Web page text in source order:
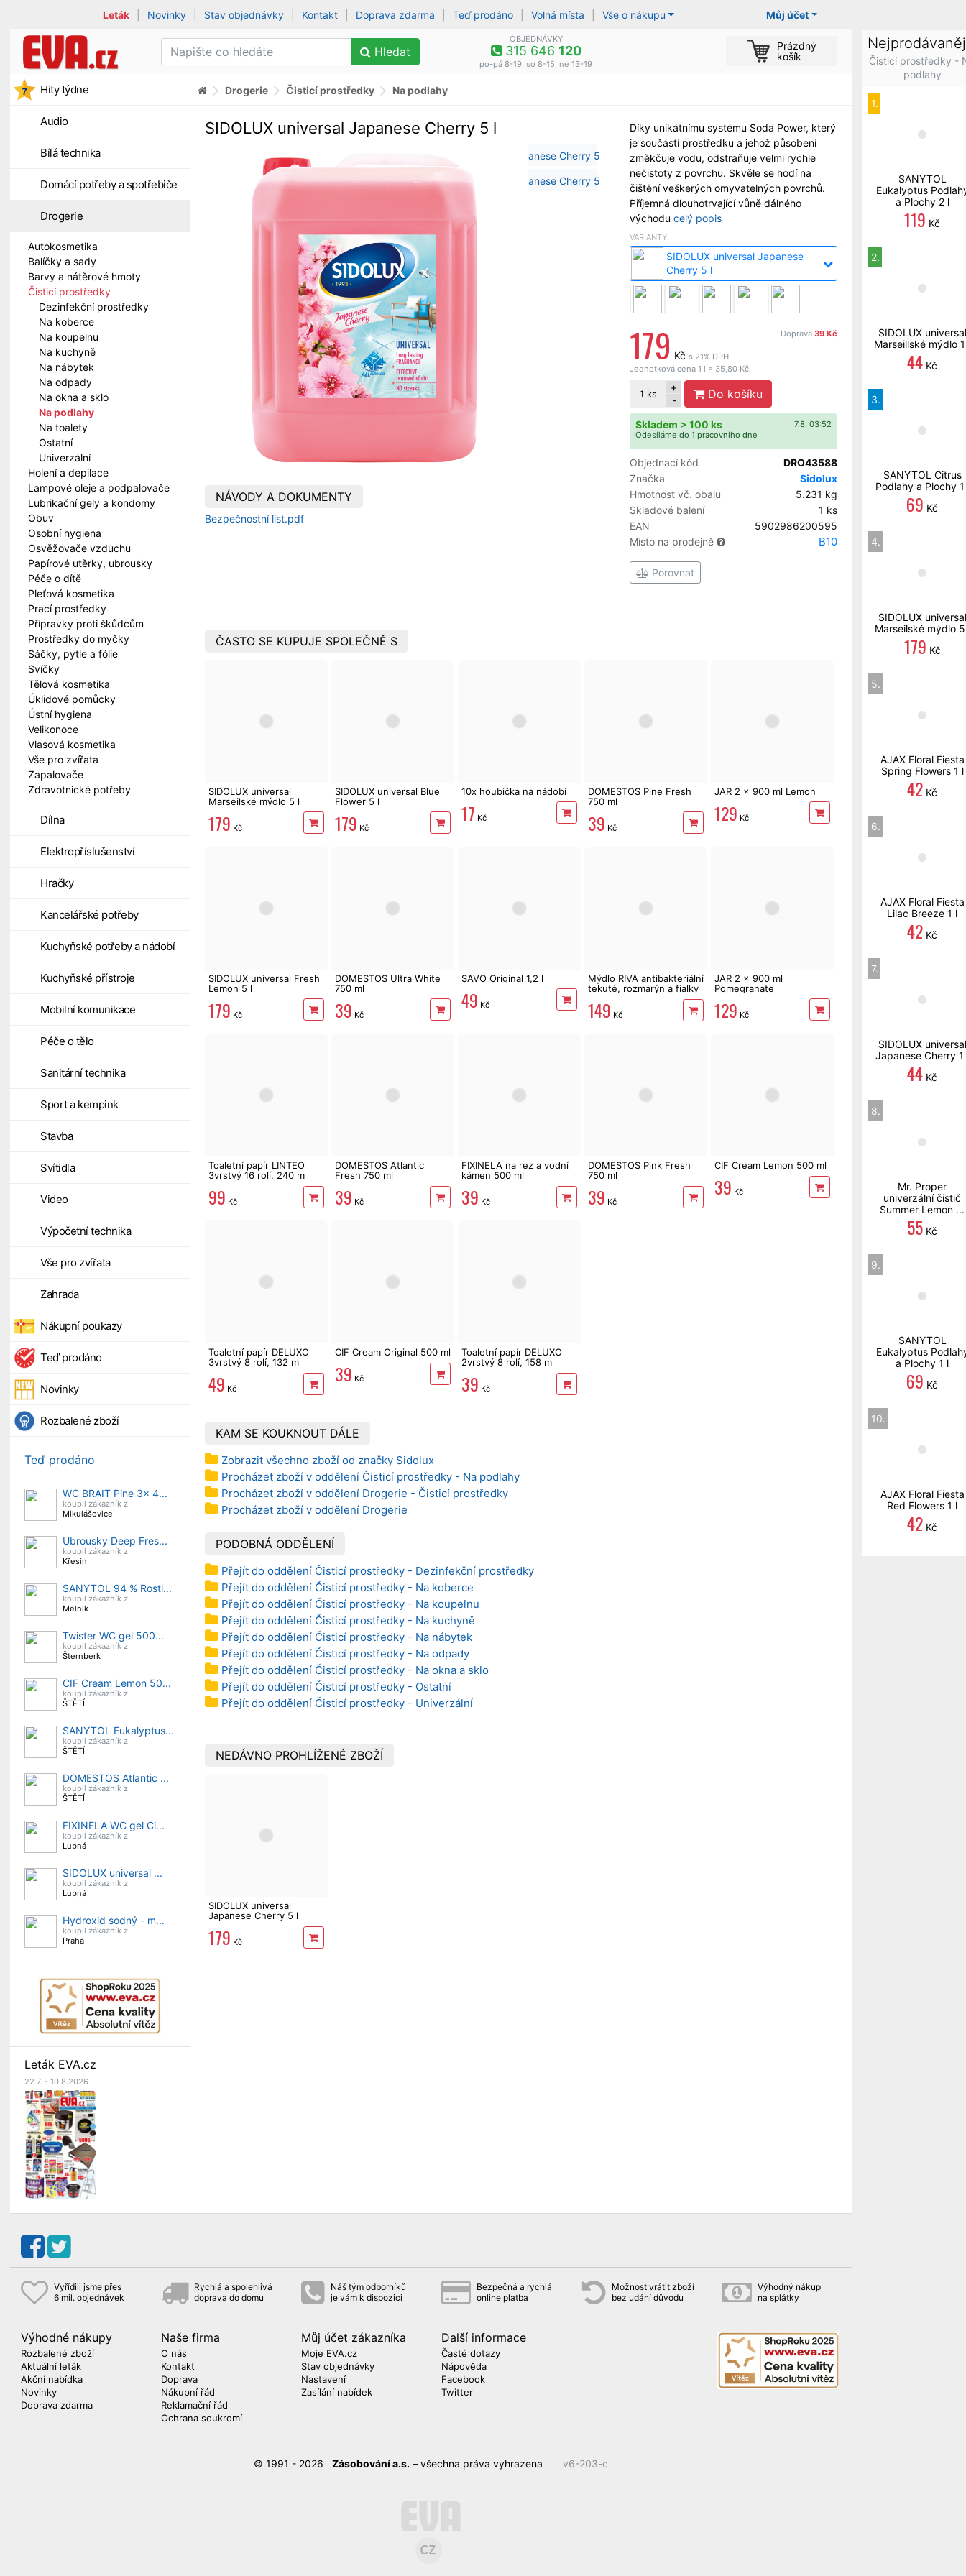
Můj účet
Leták Novinky Stav objednávky Kontakt Doprava zdarma Teď prodáno Volná místa Vše o nákupu
Hledat
OBJEDNÁVKY
315 646 120
po-pá 8-19, so 8-15, ne 13-19
Prázdný
košík
Hity týdne
Audio
Bílá technika
Domácí potřeby a spotřebiče
Drogerie
Autokosmetika
Balíčky a sady
Barvy a nátěrové hmoty
Čisticí prostředky
Dezinfekční prostředky
Na koberce
Na koupelnu
Na kuchyně
Na nábytek
Na odpady
Na okna a sklo
Na podlahy
Na toalety
Ostatní
Univerzální
Holení a depilace
Lampové oleje a podpalovače
Lubrikační gely a kondomy
Obuv
Osobní hygiena
Osvěžovače vzduchu
Papírové utěrky, ubrousky
Péče o dítě
Pleťová kosmetika
Prací prostředky
Přípravky proti škůdcům
Prostředky do myčky
Sáčky, pytle a fólie
Svíčky
Tělová kosmetika
Úklidové pomůcky
Ústní hygiena
Velikonoce
Vlasová kosmetika
Vše pro zvířata
Zapalovače
Zdravotnické potřeby
Dílna
Elektropříslušenství
Hračky
Kancelářské potřeby
Kuchyňské potřeby a nádobí
Kuchyňské přístroje
Mobilní komunikace
Péče o tělo
Sanitární technika
Sport a kempink
Stavba
Svítidla
Video
Výpočetní technika
Vše pro zvířata
Zahrada
Nákupní poukazy
Teď prodáno
Novinky
Rozbalené zboží
Teď prodáno
WC BRAIT Pine 3x 4...
koupil zákazník z
Mikulášovice
Ubrousky Deep Fres...
koupil zákazník z
Křesín
SANYTOL 94 % Rostl...
koupil zákazník z
Melnik
Twister WC gel 500...
koupil zákazník z
Šternberk
CIF Cream Lemon 50...
koupil zákazník z
ŠTĚTÍ
SANYTOL Eukalyptus...
koupil zákazník z
ŠTĚTÍ
DOMESTOS Atlantic ...
koupil zákazník z
ŠTĚTÍ
FIXINELA WC gel Ci...
koupil zákazník z
Lubná
SIDOLUX universal ...
koupil zákazník z
Lubná
Hydroxid sodný - m...
koupil zákazník z
Praha
Leták EVA.cz
22.7. - 10.8.2026
Drogerie Čisticí prostředky Na podlahy
Díky unikátnímu systému Soda Power, který
je součástí prostředku a jehož působení
změkčuje vodu, odstraňuje velmi rychle
nečistoty z povrchu. Skvěle se hodí na
čištění veškerých omyvatelných povrchů.
Příjemná dlouhotrvající vůně dálného
východu celý popis
VARIANTY
SIDOLUX universal Japanese
Cherry 5 l
Doprava 39 Kč
179 Kč s 21% DPH
Jednotková cena 1 l = 35,80 Kč
1 ks
+
-
Do košíku
7.8. 03:52
Skladem > 100 ks
Odesíláme do 1 pracovního dne
Objednací kód
DRO43588
Značka
Sidolux
Hmotnost vč. obalu
5.231 kg
Skladové balení
1 ks
EAN
5902986200595
Místo na prodejně
B10
Porovnat
SIDOLUX universal Japanese Cherry 5 l
NÁVODY A DOKUMENTY
Bezpečnostní list.pdf
ČASTO SE KUPUJE SPOLEČNĚ S
SIDOLUX universal
Marseilské mýdlo 5 l
179 Kč
SIDOLUX universal Blue
Flower 5 l
179 Kč
10x houbička na nádobí
17 Kč
DOMESTOS Pine Fresh
750 ml
39 Kč
JAR 2 x 900 ml Lemon
129 Kč
SIDOLUX universal Fresh
Lemon 5 l
179 Kč
DOMESTOS Ultra White
750 ml
39 Kč
SAVO Original 1,2 l
49 Kč
Mýdlo RIVA antibakteriální
tekuté, rozmarýn a fialky
149 Kč
JAR 2 x 900 ml
Pomegranate
129 Kč
Toaletní papír LINTEO
3vrstvý 16 rolí, 240 m
99 Kč
DOMESTOS Atlantic
Fresh 750 ml
39 Kč
FIXINELA na rez a vodní
kámen 500 ml
39 Kč
DOMESTOS Pink Fresh
750 ml
39 Kč
CIF Cream Lemon 500 ml
39 Kč
Toaletní papír DELUXO
3vrstvý 8 rolí, 132 m
49 Kč
CIF Cream Original 500 ml
39 Kč
Toaletní papír DELUXO
2vrstvý 8 rolí, 158 m
39 Kč
KAM SE KOUKNOUT DÁLE
Zobrazit všechno zboží od značky Sidolux
Procházet zboží v oddělení Čisticí prostředky - Na podlahy
Procházet zboží v oddělení Drogerie - Čisticí prostředky
Procházet zboží v oddělení Drogerie
PODOBNÁ ODDĚLENÍ
Přejít do oddělení Čisticí prostředky - Dezinfekční prostředky
Přejít do oddělení Čisticí prostředky - Na koberce
Přejít do oddělení Čisticí prostředky - Na koupelnu
Přejít do oddělení Čisticí prostředky - Na kuchyně
Přejít do oddělení Čisticí prostředky - Na nábytek
Přejít do oddělení Čisticí prostředky - Na odpady
Přejít do oddělení Čisticí prostředky - Na okna a sklo
Přejít do oddělení Čisticí prostředky - Ostatní
Přejít do oddělení Čisticí prostředky - Univerzální
NEDÁVNO PROHLÍŽENÉ ZBOŽÍ
SIDOLUX universal
Japanese Cherry 5 l
179 Kč
Vyřídili jsme přes
6 mil. objednávek
Rychlá a spolehlivá
doprava do domu
Náš tým odborníků
je vám k dispozici
Bezpečná a rychlá
online platba
Možnost vrátit zboží
bez udání důvodu
Výhodný nákup
na splátky
Výhodné nákupy
Rozbalené zboží
Aktuální leták
Akční nabídka
Novinky
Doprava zdarma
Naše firma
O nás
Kontakt
Doprava
Nákupní řád
Reklamační řád
Ochrana soukromí
Můj účet zákazníka
Moje EVA.cz
Stav objednávky
Nastavení
Zasílání nabídek
Další informace
Časté dotazy
Nápověda
Facebook
Twitter
© 1991 - 2026 Zásobování a.s. – všechna práva vyhrazena v6-203-c
Čisticí prostředky -
podlahy
1.
SANYTOL
Eukalyptus
a Plochy 2 l
119 Kč
2.
SIDOLUX universal
Marseillské mýdlo
44 Kč
3.
SANYTOL Citrus
Podlahy a Plochy 1
69 Kč
4.
SIDOLUX universal
Marseilské mýdlo
179 Kč
5.
AJAX Floral Fiesta
Spring Flowers 1 l
42 Kč
6.
AJAX Floral Fiesta
Lilac Breeze 1 l
42 Kč
7.
SIDOLUX universal
Japanese Cherry 1
44 Kč
8.
Mr. Proper
univerzální čistič
Summer Lemon ...
55 Kč
9.
SANYTOL
Eukalyptus
a Plochy 1 l
69 Kč
10.
AJAX Floral Fiesta
Red Flowers 1 l
42 Kč